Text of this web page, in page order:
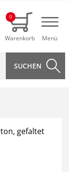
0
gefaltet